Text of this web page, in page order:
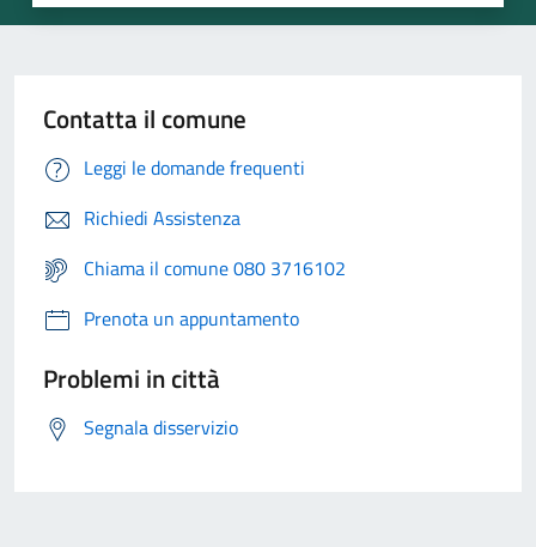
Contatta il comune
Leggi le domande frequenti
Richiedi Assistenza
Chiama il comune 080 3716102
Prenota un appuntamento
Problemi in città
Segnala disservizio